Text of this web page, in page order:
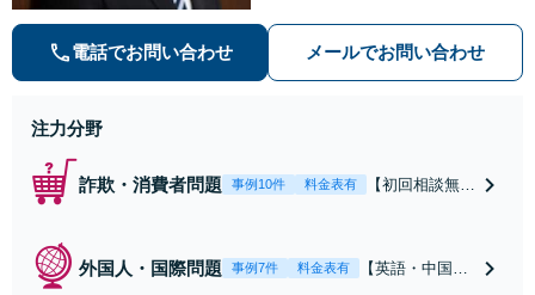
14年（海外勤務6年）の豊富な弁護
士経験、国際経験を活かし、解決へ
の道筋を示した上でスピーディーに
電話でお問い合わせ メールでお問い合わせ
注力分野
詐欺・消費者問題 事例10件 料金表有
【初回相談無
経験を活かし、
外国人・国際問題 事例7件 料金表有
【英語・中国語